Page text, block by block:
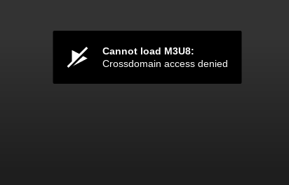
Cannot load M3U8:
Crossdomain access denied